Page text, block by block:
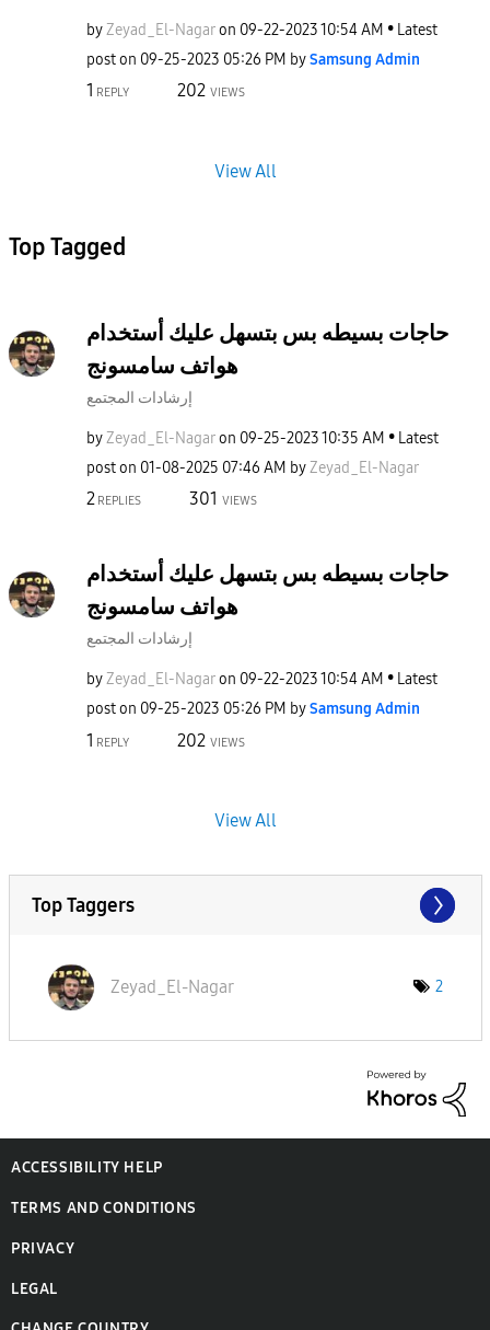
byZeyad_El-Nagaron ‎09-22-202310:54 AM
Latest
post on ‎09-25-2023 05:26 PM bySamsung Admin
1 REPLY 202 VIEWS
View All
Top Tagged
حاجات بسيطه بس بتسهل عليك أستخدام
هواتف سامسونج
إرشادات المجتمع
byZeyad_El-Nagaron ‎09-25-202310:35 AM
Latest
post on ‎01-08-2025 07:46 AM byZeyad_El-Nagar
2 REPLIES 301 VIEWS
حاجات بسيطه بس بتسهل عليك أستخدام
هواتف سامسونج
إرشادات المجتمع
byZeyad_El-Nagaron ‎09-22-202310:54 AM
Latest
post on ‎09-25-2023 05:26 PM bySamsung Admin
1 REPLY 202 VIEWS
View All
Top Taggers
Zeyad_El-Nagar 2
ACCESSIBILITY HELP
TERMS AND CONDITIONS
PRIVACY
LEGAL